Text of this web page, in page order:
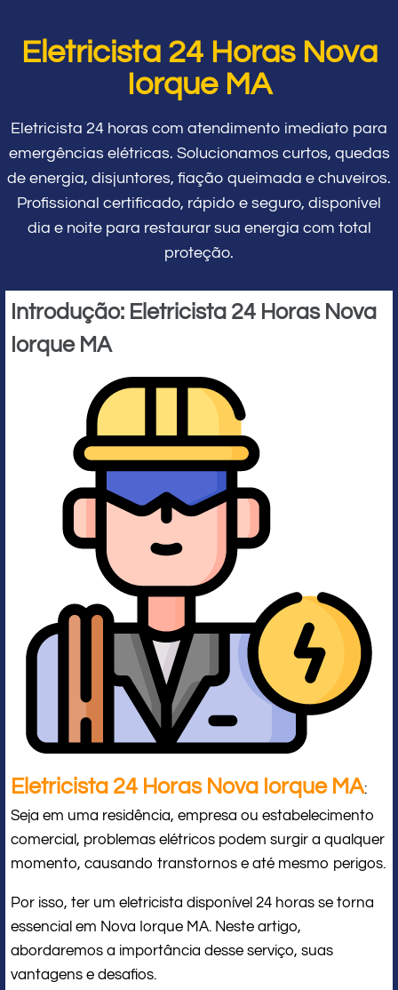
Eletricista 24 Horas Nova
Iorque MA
Eletricista 24 horas com atendimento imediato para
emergências elétricas. Solucionamos curtos, quedas
de energia, disjuntores, fiação queimada e chuveiros.
Profissional certificado, rápido e seguro, disponível
dia e noite para restaurar sua energia com total
proteção.
Introdução: Eletricista 24 Horas Nova
Iorque MA
Eletricista 24 Horas Nova Iorque MA:
Seja em uma residência, empresa ou estabelecimento
comercial, problemas elétricos podem surgir a qualquer
momento, causando transtornos e até mesmo perigos.
Por isso, ter um eletricista disponível 24 horas se torna
essencial em Nova Iorque MA. Neste artigo,
abordaremos a importância desse serviço, suas
vantagens e desafios.